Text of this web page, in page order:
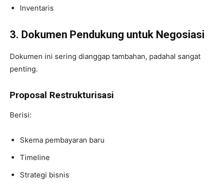
Inventaris
3. Dokumen Pendukung untuk Negosiasi
Dokumen ini sering dianggap tambahan, padahal sangat
penting.
Proposal Restrukturisasi
Berisi:
Skema pembayaran baru
Timeline
Strategi bisnis